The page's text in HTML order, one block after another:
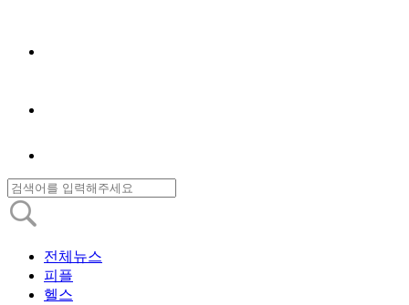
전체뉴스
피플
헬스